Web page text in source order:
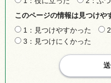
このページの情報は見つけや
1：見つけやすかった
3：見つけにくかった